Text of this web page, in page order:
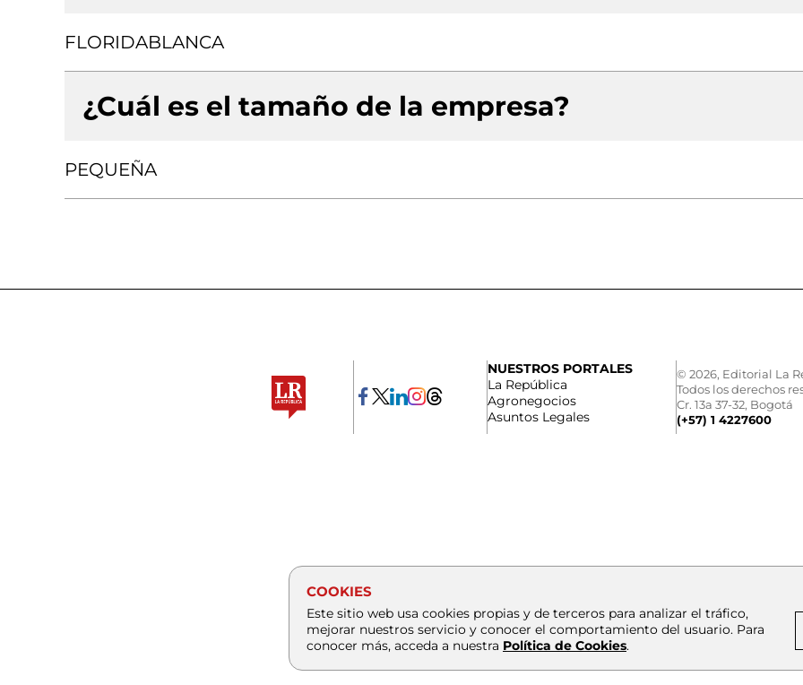
FLORIDABLANCA
¿Cuál es el tamaño de la empresa?
PEQUEÑA
NUESTROS PORTALES
La República
Agronegocios
Asuntos Legales
© 2026, Editorial La
Todos los derechos
Cr. 13a 37-32, Bogotá
(+57) 1 4227600
COOKIES
Este sitio web usa cookies propias y de terceros para analizar el tráfico,
mejorar nuestros servicio y conocer el comportamiento del usuario. Para
conocer más, acceda a nuestra Política de Cookies.